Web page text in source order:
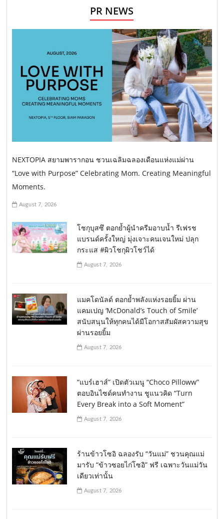
PR NEWS
NEXTOPIA สยามพารากอน ชวนเฉลิมฉลองเดือนแห่งแม่ผ่าน
“Love with Purpose” Celebrating Mom. Creating Meaningful
Moments.
August 7, 2026
โชกุบุสซึ ตอกย้ำผู้นำครีมอาบน้ำ รีเฟรช
แบรนด์ครั้งใหญ่ มุ่งเจาะคนเจนใหม่ ปลุก
กระแส #ผิวโชกุผิวโชว์ได้
August 7, 2026
แมคโดนัลด์ ตอกย้ำพลังแห่งรอยยิ้ม ผ่าน
แคมเปญ ‘McDonald’s Touch of Smile’
สนับสนุนให้ทุกคนได้มีโอกาสสัมผัสความสุข
ผ่านรอยยิ้ม
August 7, 2026
“แบร์เฮาส์” เปิดตัวเมนู “Choco Pilloww”
ตอบอินไซด์คนทำงาน ชูแนวคิด “Turn
Every Break into a Soft Moment”
August 7, 2026
ร้านข้าวโซอิ ฉลองรับ “วันแม่” ชวนคุณแม่
มารับ “ข้าวซอยไก่โซอิ” ฟรี เฉพาะวันแม่วัน
เดียวเท่านั้น
August 7, 2026